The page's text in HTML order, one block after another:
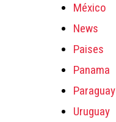
México
News
Paises
Panama
Paraguay
Uruguay